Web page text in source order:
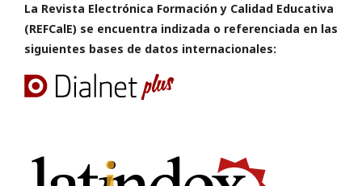
La Revista Electrónica Formación y Calidad Educativa
(REFCalE) se encuentra indizada o referenciada en las
siguientes bases de datos internacionales: